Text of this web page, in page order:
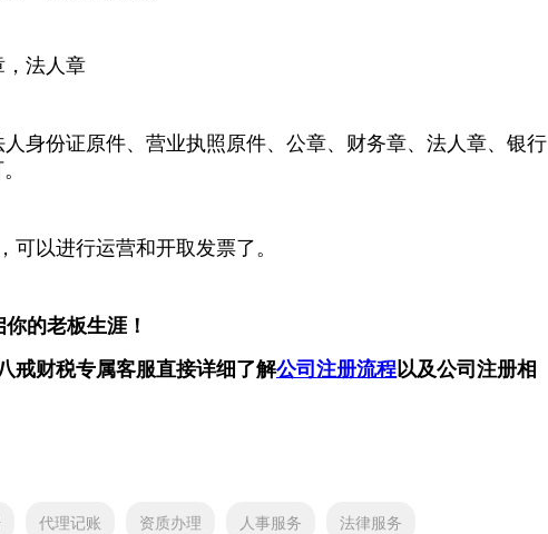
，法人章
身份证原件、营业执照原件、公章、财务章、法人章、银行
可以进行运营和开取发票了。
的老板生涯！
戒财税专属客服直接详细了解公司注册流程以及公司注册相
代理记账 资质办理 人事服务 法律服务